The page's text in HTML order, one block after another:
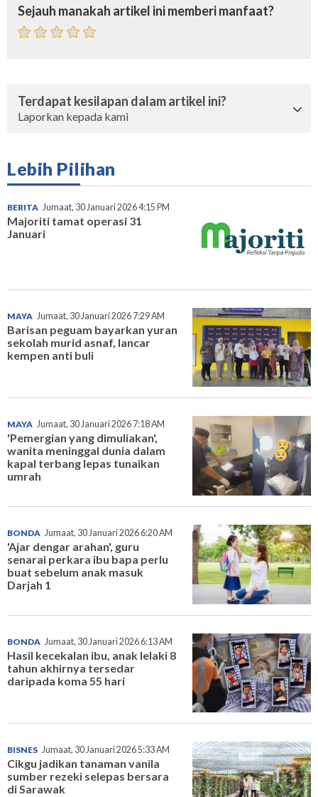
Sejauh manakah artikel ini memberi manfaat?
Terdapat kesilapan dalam artikel ini?
Laporkan kepada kami
Lebih Pilihan
BERITA Jumaat, 30 Januari 2026 4:15 PM
Majoriti tamat operasi 31
Januari
MAYA Jumaat, 30 Januari 2026 7:29 AM
Barisan peguam bayarkan yuran
sekolah murid asnaf, lancar
kempen anti buli
MAYA Jumaat, 30 Januari 2026 7:18 AM
'Pemergian yang dimuliakan',
wanita meninggal dunia dalam
kapal terbang lepas tunaikan
umrah
BONDA Jumaat, 30 Januari 2026 6:20 AM
'Ajar dengar arahan', guru
senarai perkara ibu bapa perlu
buat sebelum anak masuk
Darjah 1
BONDA Jumaat, 30 Januari 2026 6:13 AM
Hasil kecekalan ibu, anak lelaki 8
tahun akhirnya tersedar
daripada koma 55 hari
BISNES Jumaat, 30 Januari 2026 5:33 AM
Cikgu jadikan tanaman vanila
sumber rezeki selepas bersara
di Sarawak